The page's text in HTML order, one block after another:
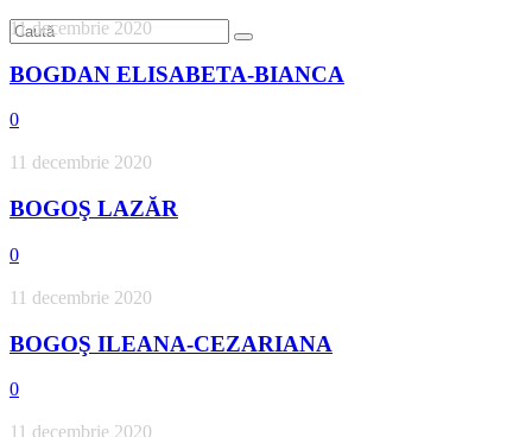
11 decembrie 2020
BOGDAN ELISABETA-BIANCA
0
11 decembrie 2020
BOGOŞ LAZĂR
0
11 decembrie 2020
BOGOŞ ILEANA-CEZARIANA
0
11 decembrie 2020